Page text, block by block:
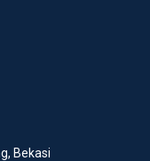
Bekasi